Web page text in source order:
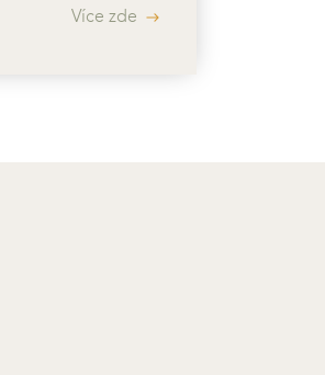
nohy, dolepíme oči
Více zde